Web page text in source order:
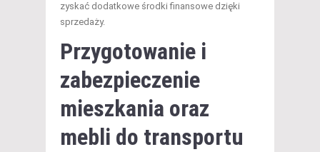
zyskać dodatkowe środki finansowe dzięki
sprzedaży.
Przygotowanie i
zabezpieczenie
mieszkania oraz
mebli do transportu